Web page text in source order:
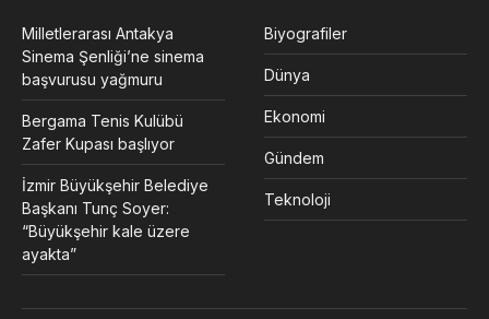
Milletlerarası Antakya
Sinema Şenliği’ne sinema
başvurusu yağmuru
Bergama Tenis Kulübü
Zafer Kupası başlıyor
İzmir Büyükşehir Belediye
Başkanı Tunç Soyer:
“Büyükşehir kale üzere
ayakta”
Biyografiler
Dünya
Ekonomi
Gündem
Teknoloji